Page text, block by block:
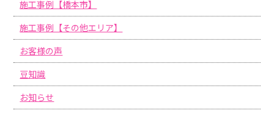
施工事例【橋本市】
施工事例【その他エリア】
お客様の声
豆知識
お知らせ